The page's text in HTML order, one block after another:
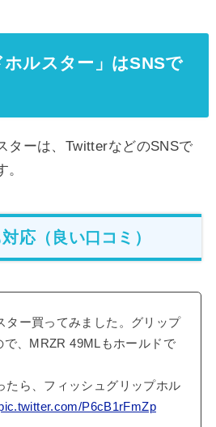
ルスター」はSNSで
ターは、TwitterなどのSNSで
応（良い口コミ）
ター買ってみました。グリップ
、MRZR 49MLもホールドで
たら、フィッシュグリップホル
P6cB1rFmZp